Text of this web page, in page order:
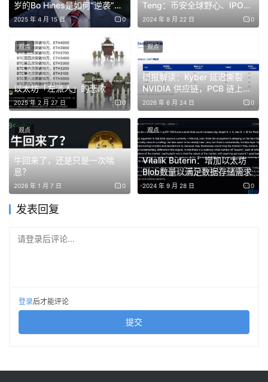
华盛顿显然误判了局势，以为这只是谈判中的施压姿态。
但再读一遍这句话：这已经不只是威胁。威胁通常意味着
「我们可能会这么做」。而现在，更像是一份执行清单。两
个全球能源与贸易咽喉要道，按顺序被纳入封锁议程，并且
带有明确的时间感。
特朗普此前曾在电视上称赞伊朗人是「很优秀、很狡猾的谈
判者」。事实证明，他们确实如此。他们让他释放乐观信
号，让他展示所谓谈判进展，让他提前宣告胜利。而当他仍
在后视镜里欣赏自己的时候，对方已经关上了两扇门，并把
钥匙收进了口袋。
项协议已经「基本谈妥」，并将「很快宣布」。他声称，霍
尔木兹海峡「将会开放」。他还提到，自己已经与沙特、阿
联酋、卡塔尔、土耳其、埃及、约旦、巴林，以及内塔尼亚
岁的Bo Hines是如何“逆袭”白
宫的？
2025 年 4 月 15 日 0
Teng：币安全球野心、IPO、
何一、CZ
2024 年 8 月 22 日 0
以太坊「左派人」的悲歌
2025 年 2 月 27 日 0
观点
研报解读：Kyber 延迟撕裂
NVIDIA 供应链，PCB 链上赢
家只有这几个
2026 年 6 月 24 日 0
观点
牛回来了，还是只是一次喘
息？
2026 年 1 月 7 日 0
观点
Vitalik Buterin：增加以太坊
Blob数量以满足数据存储需求
2024 年 9 月 28 日 0
观点
发表回复
请登录后评论...
登录后才能评论
提交